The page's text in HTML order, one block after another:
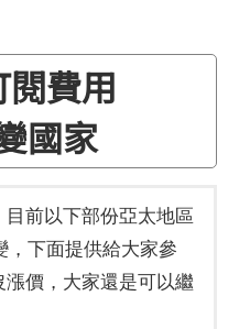
費用
國家
前以下部份亞太地區
，下面提供給大家參
價，大家還是可以繼